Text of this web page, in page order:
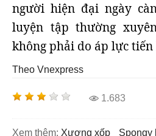
người hiện đại ngày
luyện tập thường
không phải do áp lực tiến
Theo Vnexpress
1.683
Xem thêm: xương xốp